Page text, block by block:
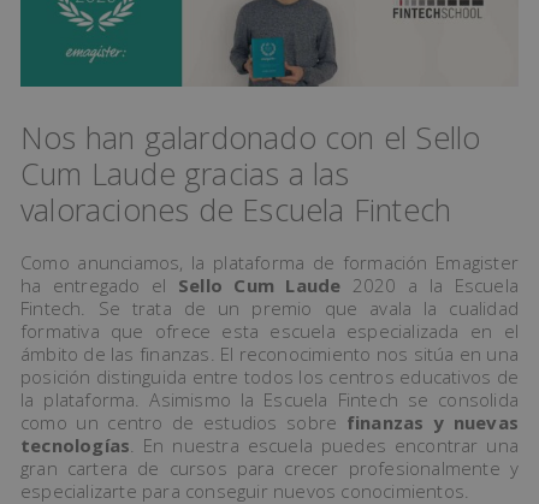
Nos han galardonado con el Sello
Cum Laude gracias a las
valoraciones de Escuela Fintech
Como anunciamos, la plataforma de formación Emagister
ha entregado el Sello Cum Laude 2020 a la Escuela
Fintech. Se trata de un premio que avala la cualidad
formativa que ofrece esta escuela especializada en el
ámbito de las finanzas. El reconocimiento nos sitúa en una
posición distinguida entre todos los centros educativos de
la plataforma. Asimismo la Escuela Fintech se consolida
como un centro de estudios sobre finanzas y nuevas
tecnologías . En nuestra escuela puedes encontrar una
gran cartera de cursos para crecer profesionalmente y
especializarte para conseguir nuevos conocimientos.